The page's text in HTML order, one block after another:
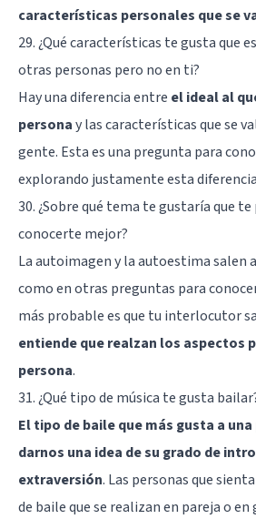
características personales que se
29. ¿Qué características te gusta que
otras personas pero no en ti?
Hay una diferencia entre el ideal al
personay las características que se
gente. Esta es una pregunta para
explorando justamente esta
30. ¿Sobre qué tema te gustaría que
conocerte mejor?
La autoimagen y laautoestimasalen
como en otras preguntas para
más probable es que tu interlocutor
entiende que realzan los aspectos
persona.
31. ¿Qué tipo de música te gusta
El tipo de baile que más gusta a
darnos una idea de su grado de
extraversión. Las personas que
de baile que se realizan en pareja o